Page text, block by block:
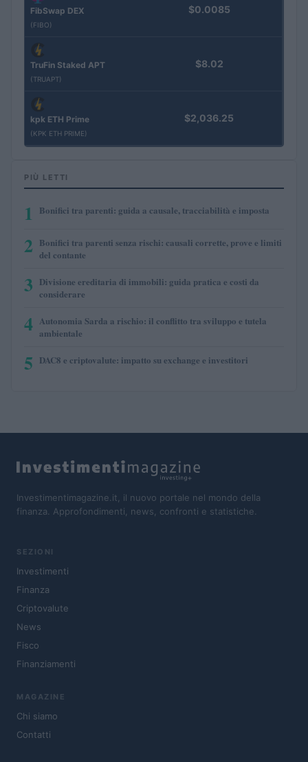
FibSwap DEX
(FIBO)
$0.0085
TruFin Staked APT
(TRUAPT)
$8.02
kpk ETH Prime
(KPK ETH PRIME)
$2,036.25
PIÙ LETTI
1 Bonifici tra parenti: guida a causale, tracciabilità e imposta
2 Bonifici tra parenti senza rischi: causali corrette, prove e limiti
del contante
3 Divisione ereditaria di immobili: guida pratica e costi da
considerare
4 Autonomia Sarda a rischio: il conflitto tra sviluppo e tutela
ambientale
5 DAC8 e criptovalute: impatto su exchange e investitori
Investimentimagazine.it, il nuovo portale nel mondo della
finanza. Approfondimenti, news, confronti e statistiche.
SEZIONI
Investimenti
Finanza
Criptovalute
News
Fisco
Finanziamenti
MAGAZINE
Chi siamo
Contatti